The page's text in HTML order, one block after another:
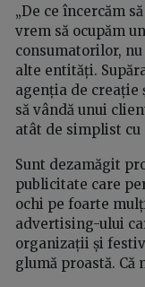
„De ce încercăm
vrem să ocupăm
consumatorilor,
alte entități.
agenția de creație
să vândă unui
atât de simplist cu
Sunt dezamăgit
publicitate care
ochi pe foarte
advertising-ului
organizații și
glumă proastă. Că